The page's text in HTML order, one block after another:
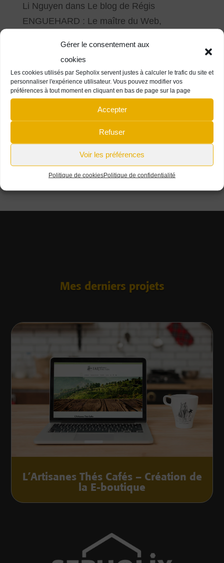
Gérer le consentement aux
cookies
Les cookies utilisés par Sepholix servent justes à calculer le trafic du site et
personnaliser l'expérience utilisateur. Vous pouvez modifier vos
préférences à tout moment en cliquant en bas de page sur la page
Accepter
Refuser
Voir les préférences
Politique de cookiesPolitique de confidentialité
Li Nguyen dans Le blog de Régis
ENGUEHARD : Le maître du Web,
antony@sepho.fr
Cafés – Création de la boutique en ligne
Hanna AdamsdansL’Artisanes Thés Cafés
– Création de la boutique en ligne
antony@sepho.frdansIdée Cadeau : l’arbre
Fanny GuerbettedansIdée Cadeau : l’arbre
de famille
Mes derniers projets
L’Artisanes Thés Cafés – Création de
la E-boutique